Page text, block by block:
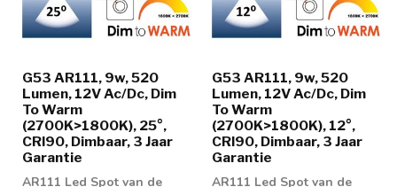
G53 AR111, 9w, 520
Lumen, 12V Ac/Dc, Dim
To Warm
(2700K>1800K), 25°,
CRI90, Dimbaar, 3 Jaar
Garantie
AR111 Led Spot van de
G53 AR111, 9w, 520
Lumen, 12V Ac/Dc, Dim
To Warm
(2700K>1800K), 12°,
CRI90, Dimbaar, 3 Jaar
Garantie
AR111 Led Spot van de